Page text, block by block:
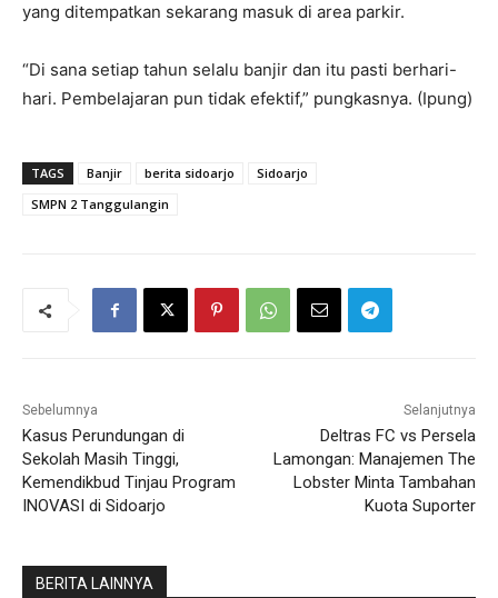
yang ditempatkan sekarang masuk di area parkir.
“Di sana setiap tahun selalu banjir dan itu pasti berhari-
hari. Pembelajaran pun tidak efektif,” pungkasnya. (Ipung)
TAGS Banjir berita sidoarjo
Sidoarjo
SMPN 2 Tanggulangin
Sebelumnya
Kasus Perundungan di
Sekolah Masih Tinggi,
Kemendikbud Tinjau Program
INOVASI di Sidoarjo
Selanjutnya
Deltras FC vs Persela
Lamongan: Manajemen The
Lobster Minta Tambahan
Kuota Suporter
BERITA LAINNYA